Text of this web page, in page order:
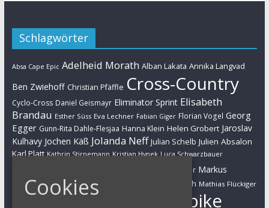
Schlagwörter
Absa Cape Epic Adelheid Morath Alban Lakata Annika Langvad
Ben Zwiehoff Christian Pfäffle Cross-Country
Cyclo-Cross Daniel Geismayr Eliminator Sprint Elisabeth
Brandau Esther Süss Eva Lechner Fabian Giger Florian Vogel Georg
Egger Gunn-Rita Dahle-Flesjaa Hanna Klein Helen Grobert Jaroslav
Kulhavy Jochen Käß Jolanda Neff Julian Schelb Julien Absalon
Karl Platt Kathrin Stirnemann Kristian Hynek Luca Schwarzbauer
Markus Bauer Markus
Kaufmann Markus Schulte-Lünzum Martin Gluth Mathias Flückiger
Mountainbike
Cookies